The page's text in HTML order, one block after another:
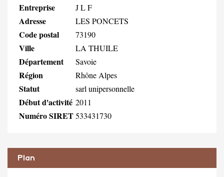
Entreprise J L F
Adresse LES PONCETS
Code postal 73190
Ville LA THUILE
Département Savoie
Région Rhône Alpes
Statut sarl unipersonnelle
Début d'activité 2011
Numéro SIRET533431730
Plan